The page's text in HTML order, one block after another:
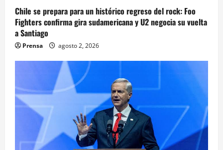
Chile se prepara para un histórico regreso del rock: Foo
Fighters confirma gira sudamericana y U2 negocia su vuelta
a Santiago
Prensa agosto 2, 2026